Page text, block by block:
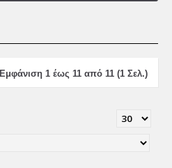
Εμφάνιση 1 έως 11 από 11 (1 Σελ.)